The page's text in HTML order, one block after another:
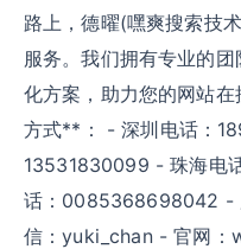
路上，德曜(嘿爽搜索技
服务。我们拥有专业的
化方案，助力您的网站
方式**： - 深圳电话：
13531830099 - 珠海电
话：0085368698042 -
信：yuki_chan - 官网：